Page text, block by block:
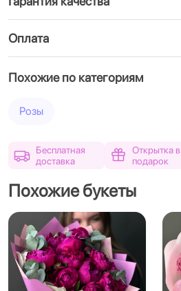
Оплата
Похожие по категориям
Розы
Бесплатная
доставка
Открытка в
подарок
Похожие букеты